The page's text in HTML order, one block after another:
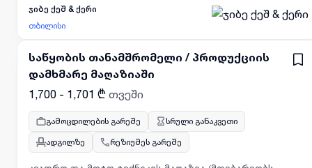
მომხმარებლებსსამუშაო ადგილი: თემქასამუშაო
გრაფიკი: 08:00-17:00 , ორშაბათი-შაბათიანაზღაურება -
მისამართზე:hr@jibe.ge. სათაურის ველში აუცილებლად
მიუთითეთ ვაკანსიის დასახელება და
ლოკაციავაკანსიის შესახებ დეტალური ინფორმაციის
გასაცნობად და რეზიუმესგადმოსაგზავნად გთხოვთ
ეწვიოთ მოცემულ ბმულს:https://hel-ai.com/apply/jAs5Xopc
ჯიბე ქეშ & ქერი
თბილისი
საწყობის თანამშრომელი / პროდუქციის
დამხმარე მაღაზიაში
1,700 - 1,701 ₾ თვეში
გამოცდილების გარეშე
სრული განაკვეთი
ადგილზე
რეზიუმეს გარეშე